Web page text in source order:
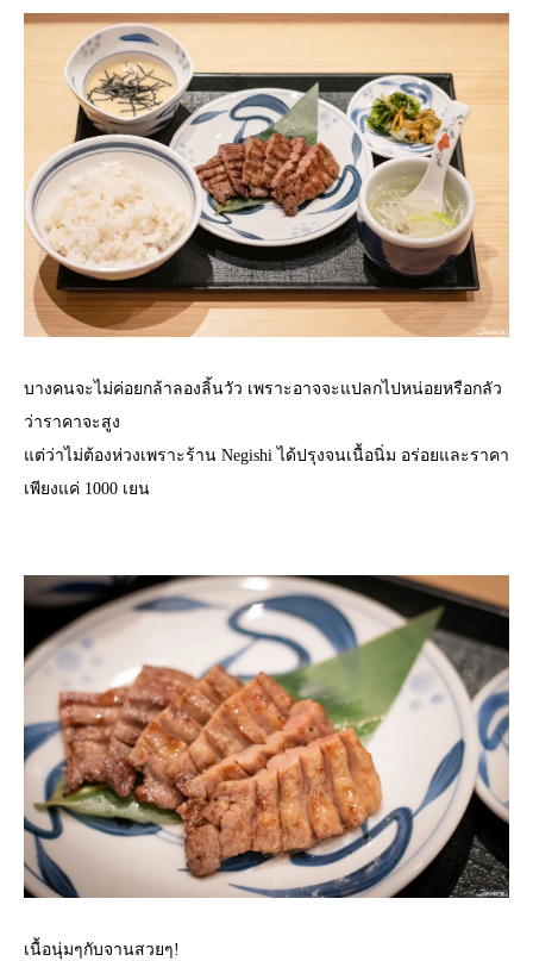
บางคนจะไม่ค่อยกล้าลองลิ้นวัว เพราะอาจจะแปลกไปหน่อยหรือกลัว
ว่าราคาจะสูง
แต่ว่าไม่ต้องห่วงเพราะร้าน Negishi ได้ปรุงจนเนื้อนิ่ม อร่อยและราคา
เพียงแค่ 1000 เยน
เนื้อนุ่มๆกับจานสวยๆ!